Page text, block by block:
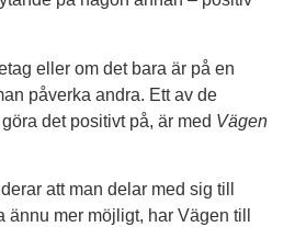
eller om det bara är på en
påverka andra. Ett av de
det positivt på, är med Vägen
att man delar med sig till
ännu mer möjligt, har Vägen till